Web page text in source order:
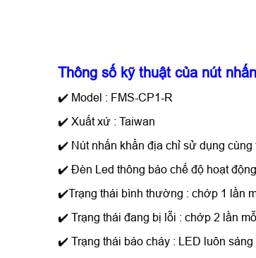
Thông số kỹ thuật của nút
✔️ Model : FMS-CP1-R
✔️ Xuất xứ : Taiwan
✔️ Nút nhấn khẩn địa chỉ sử dụng cùng
✔️ Đèn Led thông báo chế độ hoạt
✔️Trạng thái bình thường : chớp 1 lần
✔️ Trạng thái đang bị lỗi : chớp 2 lần
✔️ Trạng thái báo cháy : LED luôn sáng